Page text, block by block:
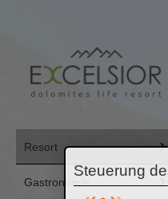
Resort
Gastronomie
Steuerung